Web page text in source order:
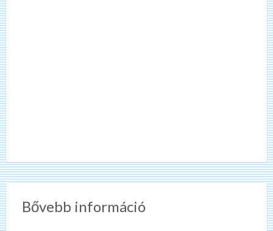
Bővebb információ